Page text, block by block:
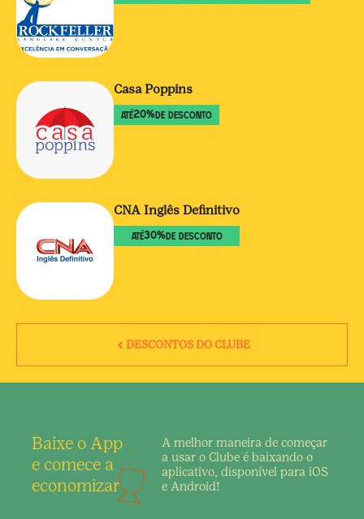
Casa Poppins
ATÉ20%DE DESCONTO
CNA Inglês Definitivo
ATÉ30%DE DESCONTO
DESCONTOS DO CLUBE
Baixe o App
e comece a
economizar
A melhor maneira de começar
a usar o Clube é baixando o
aplicativo, disponível para iOS
e Android!